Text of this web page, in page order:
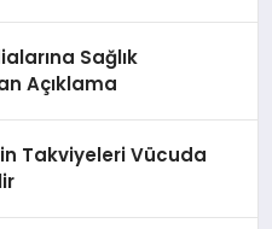
Sağlık
Açıklama
Takviyeleri Vücuda